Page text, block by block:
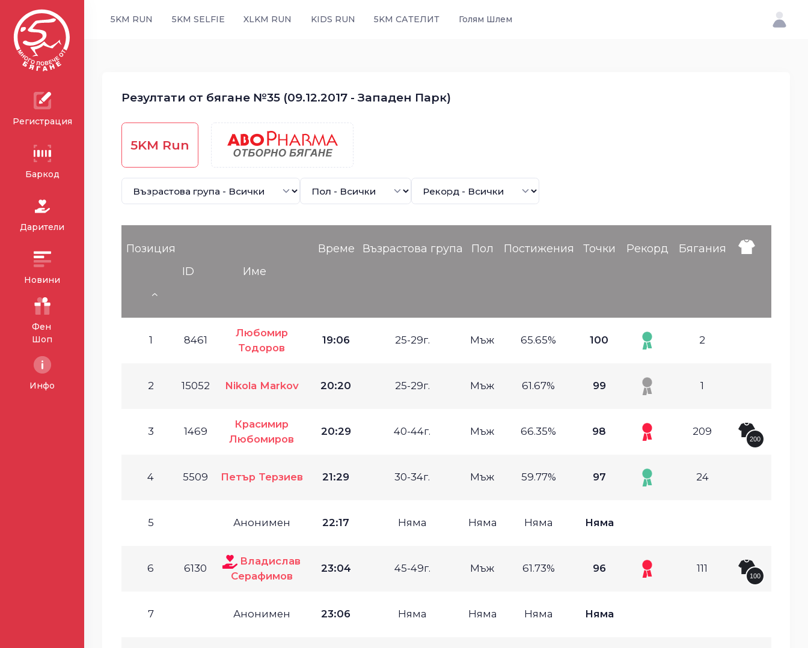
Регистрация
Баркод
Дарители
Новини
Фен
Шоп
Инфо
5KM RUN 5KM SELFIE XLKM RUN KIDS RUN 5KM САТЕЛИТ Голям Шлем
Резултати от бягане №35 (09.12.2017 - Западен Парк)
5KM Run
Позиция
ID
Име
Време Възрастова група Пол Постижения Точки Рекорд Бягания
1 8461
Любомир
Тодоров
19:06 25-29г. Мъж 65.65% 100 2
2 15052 Nikola Markov 20:20 25-29г. Мъж 61.67% 99 1
3 1469
Красимир
Любомиров
20:29 40-44г. Мъж 66.35% 98 209
200
4 5509 Петър Терзиев 21:29 30-34г. Мъж 59.77% 97 24
5 Анонимен 22:17 Няма Няма Няма Няма
6 6130
Владислав
Серафимов
23:04 45-49г. Мъж 61.73% 96 111
100
7 Анонимен 23:06 Няма Няма Няма Няма